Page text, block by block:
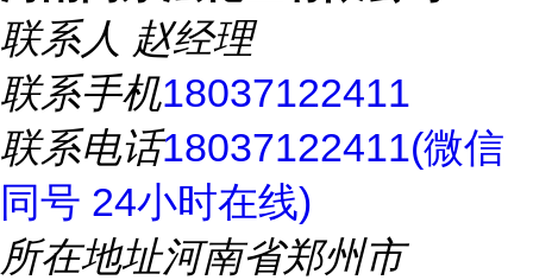
联系人 赵经理
联系手机18037122411
联系电话18037122411(微信
同号 24小时在线)
所在地址河南省郑州市